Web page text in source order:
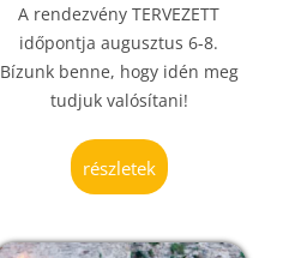
A rendezvény TERVEZETT
időpontja augusztus 6-8.
Bízunk benne, hogy idén meg
tudjuk valósítani!
részletek